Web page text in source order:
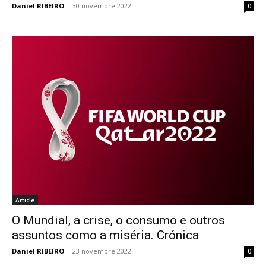
Daniel RIBEIRO - 30 novembre 2022 0
Article
O Mundial, a crise, o consumo e outros
assuntos como a miséria. Crónica
Daniel RIBEIRO - 23 novembre 2022 0